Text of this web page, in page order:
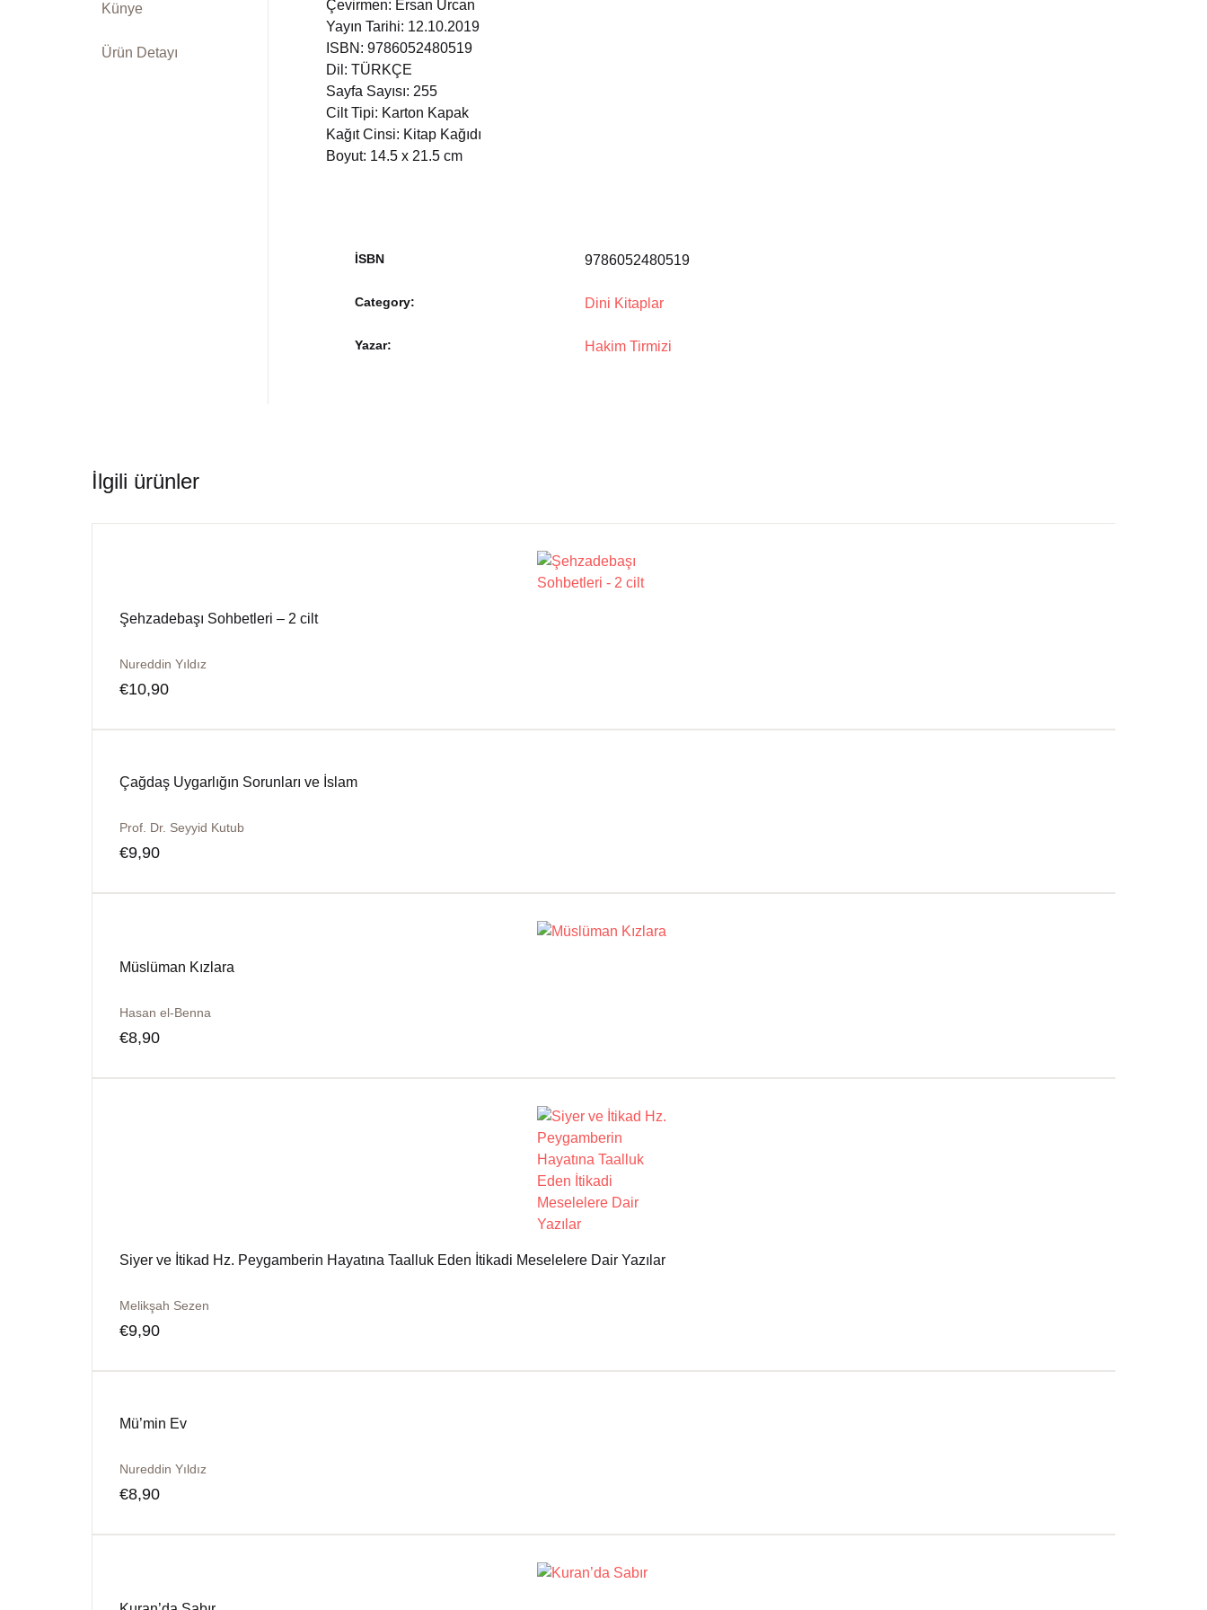
Künye
Ürün Detayı
Çevirmen: Ersan Urcan
Yayın Tarihi: 12.10.2019
ISBN: 9786052480519
Dil: TÜRKÇE
Sayfa Sayısı: 255
Cilt Tipi: Karton Kapak
Kağıt Cinsi: Kitap Kağıdı
Boyut: 14.5 x 21.5 cm
İSBN 9786052480519
Category: Dini Kitaplar
Yazar Hakim Tirmizi
İlgili ürünler
Şehzadebaşı Sohbetleri – 2 cilt
Nureddin Yıldız
€10,90
Çağdaş Uygarlığın Sorunları ve İslam
Prof. Dr. Seyyid Kutub
€9,90
Müslüman Kızlara
Hasan el-Benna
€8,90
Siyer ve İtikad Hz. Peygamberin Hayatına Taalluk Eden İtikadi Meselelere Dair Yazılar
Melikşah Sezen
€9,90
Mü’min Ev
Nureddin Yıldız
€8,90